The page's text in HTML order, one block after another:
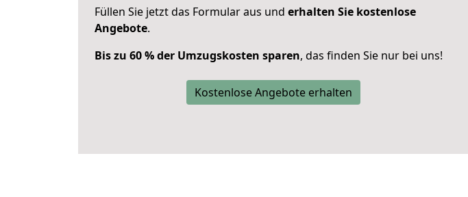
Füllen Sie jetzt das Formular aus und erhalten Sie kostenlose
Angebote.
Bis zu 60 % der Umzugskosten sparen, das finden Sie nur bei uns!
Kostenlose Angebote erhalten